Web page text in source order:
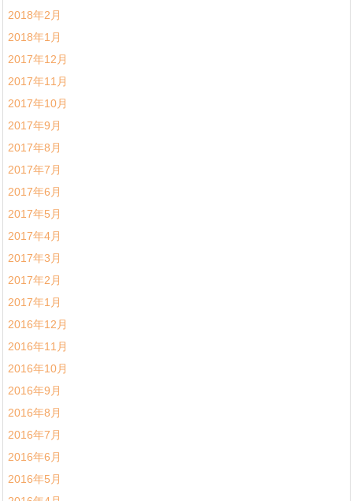
2018年2月
2018年1月
2017年12月
2017年11月
2017年10月
2017年9月
2017年8月
2017年7月
2017年6月
2017年5月
2017年4月
2017年3月
2017年2月
2017年1月
2016年12月
2016年11月
2016年10月
2016年9月
2016年8月
2016年7月
2016年6月
2016年5月